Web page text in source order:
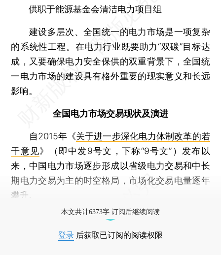
供职于能源基金会清洁电力项目组
建设多层次、全国统一的电力市场是一项复杂
的系统性工程。在电力行业既要助力“双碳”目标达
成，又要确保电力安全保供的双重背景下，全国统
一电力市场的建设具有格外重要的现实意义和长远
影响。
全国电力市场交易现状及演进
自2015年《关于进一步深化电力体制改革的若
干意见》（即中发9号文，下称“9号文”）发布以
来，中国电力市场逐步形成以省级电力交易和中长
期电力交易为主的时空格局，市场化交易电量逐年
攀升。
本文共计6373字 订阅后继续阅读
登录 后获取已订阅的阅读权限